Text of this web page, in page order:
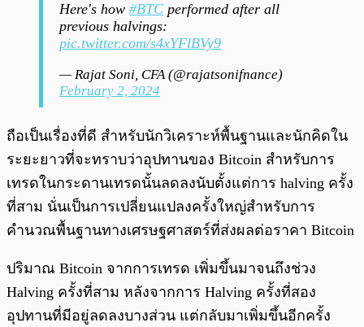
Here's how #BTC performed after all
previous halvings:
pic.twitter.com/s4xYFlBVy9
— Rajat Soni, CFA (@rajatsonifnance)
February 2, 2024
ถือเป็นเรื่องที่ดี สำหรับนักวิเคราะห์พื้นฐานและนักคิดใน
ระยะยาวที่จะทราบว่าอุปทานของ Bitcoin สำหรับการ
เทรดในกระดานเทรดนั้นลดลงนับตั้งแต่การ halving ครั้ง
ที่สาม นั่นเป็นการเปลี่ยนแปลงครั้งใหญ่สำหรับการ
คำนวณพื้นฐานทางเศรษฐศาสตร์ที่ส่งผลต่อราคา Bitcoin
ปริมาณ Bitcoin จากการเทรด เพิ่มขึ้นมาจนถึงช่วง
Halving ครั้งที่สาม หลังจากการ Halving ครั้งที่สอง
อุปทานที่มีอยู่ลดลงบางส่วน แต่กลับมาเพิ่มขึ้นอีกครั้ง